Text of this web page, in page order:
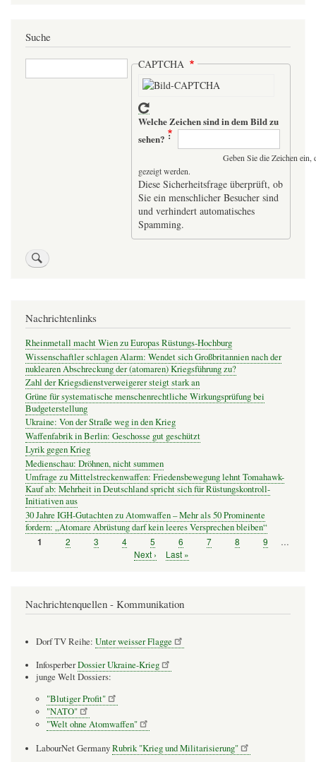
Suche
Suche CAPTCHA
Welche Zeichen sind in dem Bild zu
sehen?
Geben Sie die Zeichen
gezeigt werden.
Diese Sicherheitsfrage überprüft, ob
Sie ein menschlicher Besucher sind
und verhindert automatisches
Spamming.
Nachrichtenlinks
Rheinmetall macht Wien zu Europas Rüstungs-Hochburg
Wissenschaftler schlagen Alarm: Wendet sich Großbritannien nach der
nuklearen Abschreckung der (atomaren) Kriegsführung zu?
Zahl der Kriegsdienstverweigerer steigt stark an
Grüne für systematische menschenrechtliche Wirkungsprüfung bei
Budgeterstellung
Ukraine: Von der Straße weg in den Krieg
Waffenfabrik in Berlin: Geschosse gut geschützt
Lyrik gegen Krieg
Medienschau: Dröhnen, nicht summen
Umfrage zu Mittelstreckenwaffen: Friedensbewegung lehnt Tomahawk-
Kauf ab: Mehrheit in Deutschland spricht sich für Rüstungskontroll-
Initiativen aus
30 Jahre IGH-Gutachten zu Atomwaffen – Mehr als 50 Prominente
fordern: „Atomare Abrüstung darf kein leeres Versprechen bleiben“
Seitennummerierung
Seite
1 Seite
2 Seite
3 Seite
4 Seite
5 Seite
6 Seite
7 Seite
8 Seite
9
…
Nächste
Next ›
Letzte
Last »
Nachrichtenquellen - Kommunikation
Dorf TV Reihe: Unter weisser Flagge
InfosperberDossier Ukraine-Krieg
junge Welt Dossiers:
"Blutiger Profit"
"NATO"
"Welt ohne Atomwaffen"
LabourNet GermanyRubrik "Krieg und Militarisierung"